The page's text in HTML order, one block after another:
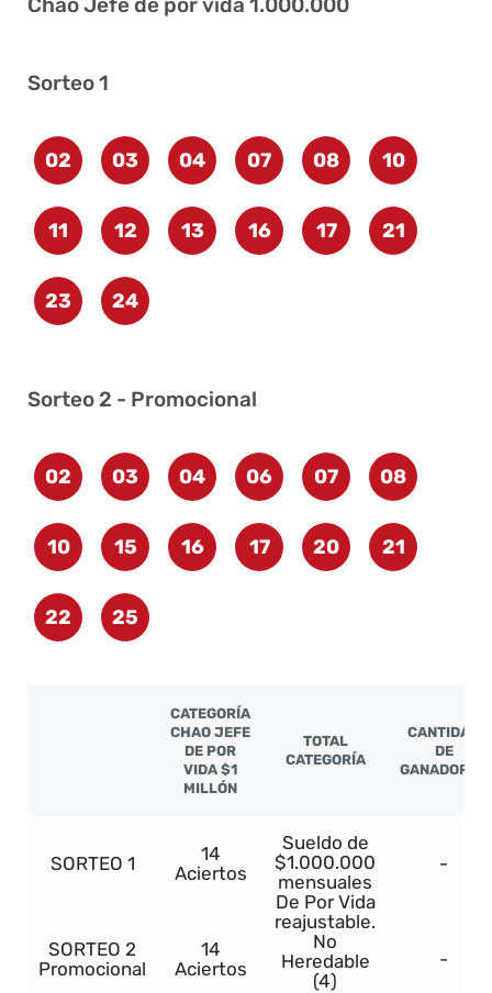
Sorteo 1
02 03 04 07 08 10
11 12 13 16 17 21
23 24
Sorteo 2 - Promocional
02 03 04 06 07 08
10 15 16 17 20 21
22 25
CATEGORÍA
CHAO JEFE
DE POR
VIDA $1
MILLÓN
TOTAL
CATEGORÍA
CANTIDAD
DE
GANADORES
SORTEO 1
14
Aciertos
Sueldo de
$1.000.000
mensuales
De Por Vida
reajustable.
No
Heredable
(4)
-
SORTEO 2
Promocional
14
Aciertos
-